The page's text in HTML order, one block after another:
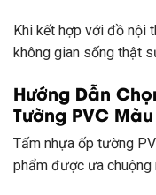
Khi kết hợp với đồ nội
không gian sống thật
Hướng Dẫn
Tường PVC
Tấm nhựa ốp tường
phẩm được ưa chuộng